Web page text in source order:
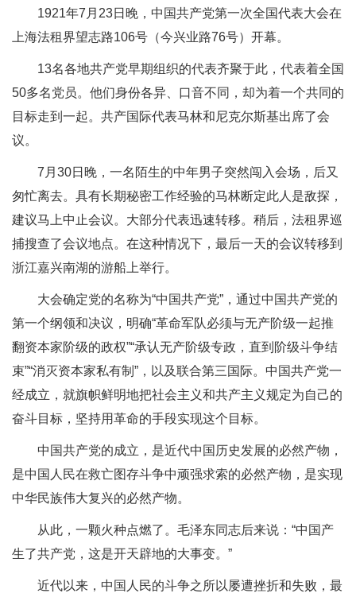
1921年7月23日晚，中国共产党第一次全国代表大会在
上海法租界望志路106号（今兴业路76号）开幕。
13名各地共产党早期组织的代表齐聚于此，代表着全国
50多名党员。他们身份各异、口音不同，却为着一个共同的
目标走到一起。共产国际代表马林和尼克尔斯基出席了会
议。
7月30日晚，一名陌生的中年男子突然闯入会场，后又
匆忙离去。具有长期秘密工作经验的马林断定此人是敌探，
建议马上中止会议。大部分代表迅速转移。稍后，法租界巡
捕搜查了会议地点。在这种情况下，最后一天的会议转移到
浙江嘉兴南湖的游船上举行。
大会确定党的名称为“中国共产党”，通过中国共产党的
第一个纲领和决议，明确“革命军队必须与无产阶级一起推
翻资本家阶级的政权”“承认无产阶级专政，直到阶级斗争结
束”“消灭资本家私有制”，以及联合第三国际。中国共产党一
经成立，就旗帜鲜明地把社会主义和共产主义规定为自己的
奋斗目标，坚持用革命的手段实现这个目标。
中国共产党的成立，是近代中国历史发展的必然产物，
是中国人民在救亡图存斗争中顽强求索的必然产物，是实现
中华民族伟大复兴的必然产物。
从此，一颗火种点燃了。毛泽东同志后来说：“中国产
生了共产党，这是开天辟地的大事变。”
近代以来，中国人民的斗争之所以屡遭挫折和失败，最